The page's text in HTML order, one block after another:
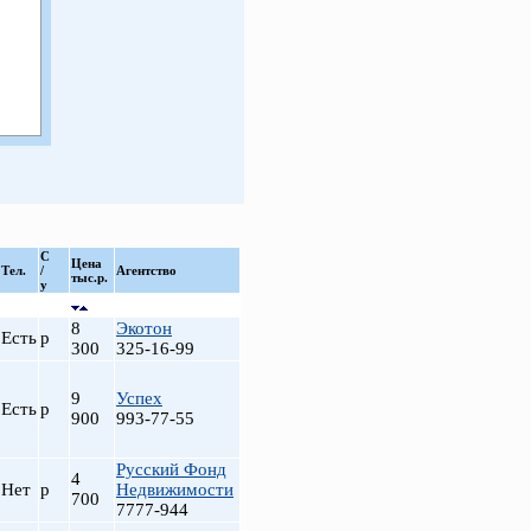
Тел.
С
/
у
Цена
тыс.р.
Агентство
Естьр
8
300
Экотон
325-16-99
Естьр
9
900
Успех
993-77-55
Нет р
4
700
Русский Фонд
Недвижимости
7777-944